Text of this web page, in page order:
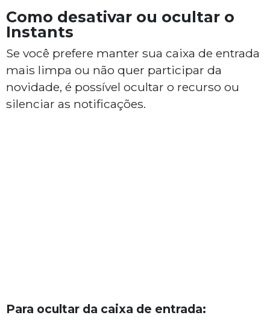
Como desativar ou ocultar o
Instants
Se você prefere manter sua caixa de entrada
mais limpa ou não quer participar da
novidade, é possível ocultar o recurso ou
silenciar as notificações.
Para ocultar da caixa de entrada: